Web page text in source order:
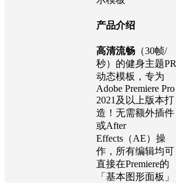
产品介绍
高清流畅 （30帧/
秒）的健身主题PR
动态模板，专为
Adobe Premiere Pro
2021及以上版本打
造！无需额外插件
或After
Effects（AE）操
作，所有编辑均可
直接在Premiere的
「基本图形面板」